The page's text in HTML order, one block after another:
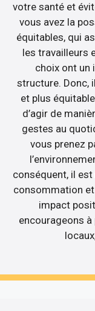
votre santé et
vous avez la
équitables, qui
les travailleurs
choix ont un
structure. Donc,
et plus
d’agir de
gestes au
vous prenez
conséquent, il
consommation
impact
encourageons